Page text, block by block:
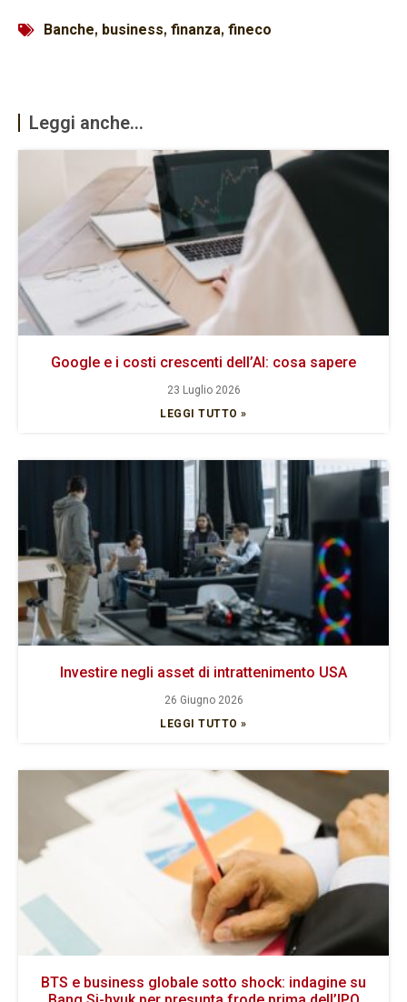
Banche, business, finanza, fineco
Leggi anche...
Google e i costi crescenti dell’AI: cosa sapere
23 Luglio 2026
LEGGI TUTTO »
Investire negli asset di intrattenimento USA
26 Giugno 2026
LEGGI TUTTO »
BTS e business globale sotto shock: indagine su